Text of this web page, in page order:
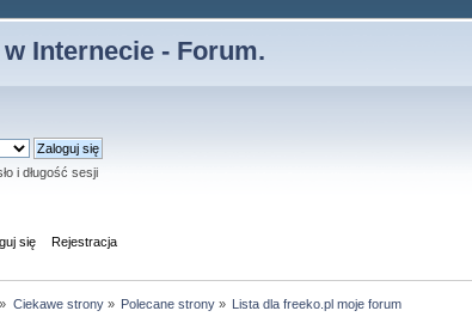
Internecie - Forum.
i długość sesji
się Rejestracja
» Ciekawe strony» Polecane strony » Lista dla freeko.pl moje forum